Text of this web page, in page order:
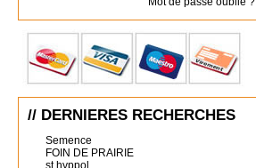
// DERNIERES RECHERCHES
Semence
FOIN DE PRAIRIE
st hyppol